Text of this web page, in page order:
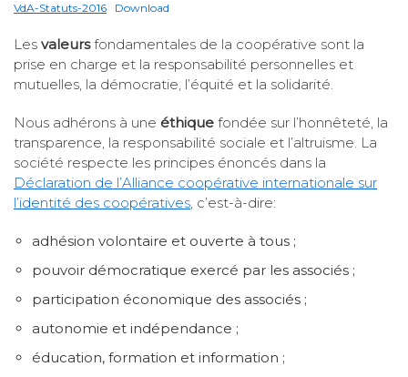
VdA-Statuts-2016 Download
Les valeursfondamentales de la coopérative sont la
prise en charge et la responsabilité personnelles et
mutuelles, la démocratie, l’équité et la solidarité.
Nous adhérons à une éthique fondée sur l’honnêteté, la
transparence, la responsabilité sociale et l’altruisme. La
société respecte les principes énoncés dans la
Déclaration de l’Alliance coopérative internationale sur
l’identité des coopératives, c’est-à-dire:
adhésion volontaire et ouverte à tous ;
pouvoir démocratique exercé par les associés ;
participation économique des associés ;
autonomie et indépendance ;
éducation, formation et information ;